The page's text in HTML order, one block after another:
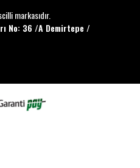
markasıdır.
No: 36 /A Demirtepe /